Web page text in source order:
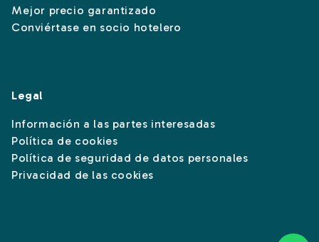
Mejor precio garantizado
Conviértase en socio hotelero
Legal
Información a las partes interesadas
Política de cookies
Política de seguridad de datos personales
Privacidad de las cookies